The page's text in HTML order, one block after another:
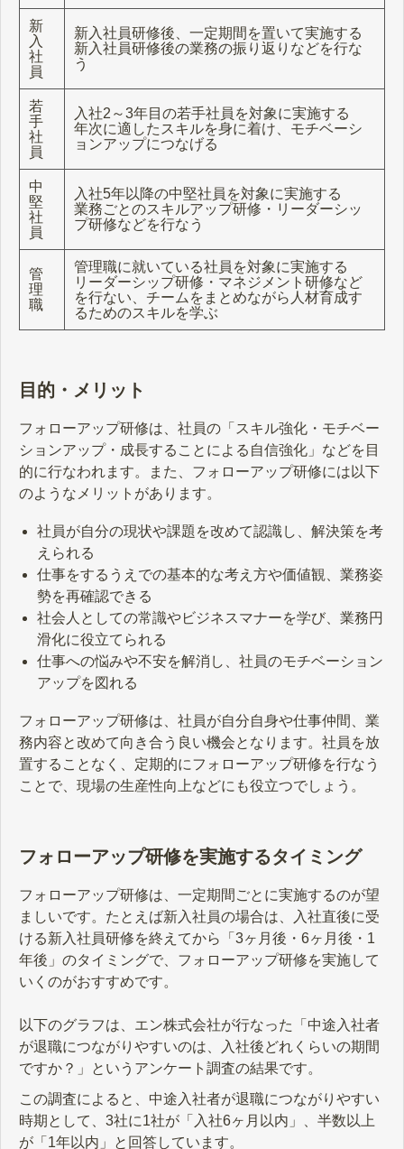
新
入
社
員
新入社員研修後、一定期間を置いて実施する
新入社員研修後の業務の振り返りなどを行な
う
若
手
社
員
入社2～3年目の若手社員を対象に実施する
年次に適したスキルを身に着け、モチベーシ
ョンアップにつなげる
中
堅
社
員
入社5年以降の中堅社員を対象に実施する
業務ごとのスキルアップ研修・リーダーシッ
プ研修などを行なう
管
理
職
管理職に就いている社員を対象に実施する
リーダーシップ研修・マネジメント研修など
を行ない、チームをまとめながら人材育成す
るためのスキルを学ぶ
目的・メリット
フォローアップ研修は、社員の「スキル強化・モチベー
ションアップ・成長することによる自信強化」などを目
的に行なわれます。また、フォローアップ研修には以下
のようなメリットがあります。
社員が自分の現状や課題を改めて認識し、解決策を考
えられる
仕事をするうえでの基本的な考え方や価値観、業務姿
勢を再確認できる
社会人としての常識やビジネスマナーを学び、業務円
滑化に役立てられる
仕事への悩みや不安を解消し、社員のモチベーション
アップを図れる
フォローアップ研修は、社員が自分自身や仕事仲間、業
務内容と改めて向き合う良い機会となります。社員を放
置することなく、定期的にフォローアップ研修を行なう
ことで、現場の生産性向上などにも役立つでしょう。
フォローアップ研修を実施するタイミング
フォローアップ研修は、一定期間ごとに実施するのが望
ましいです。たとえば新入社員の場合は、入社直後に受
ける新入社員研修を終えてから「3ヶ月後・6ヶ月後・1
年後」のタイミングで、フォローアップ研修を実施して
いくのがおすすめです。
以下のグラフは、エン株式会社が行なった「中途入社者
が退職につながりやすいのは、入社後どれくらいの期間
ですか？」というアンケート調査の結果です。
この調査によると、中途入社者が退職につながりやすい
時期として、3社に1社が「入社6ヶ月以内」、半数以上
が「1年以内」と回答しています。